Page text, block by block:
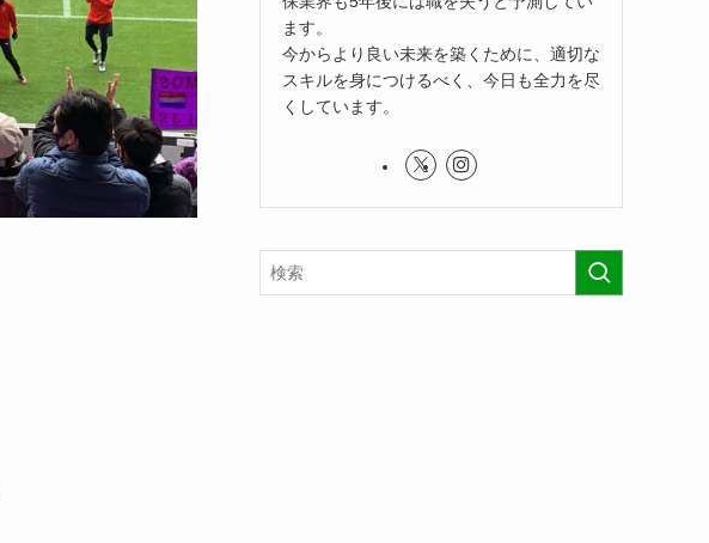
ます。
今からより良い未来を築くために、適切な
スキルを身につけるべく、今日も全力を尽
くしています。